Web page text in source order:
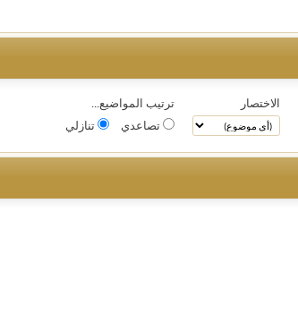
الاختصار
ترتيب المواضيع...
تصاعدي
تنازلي